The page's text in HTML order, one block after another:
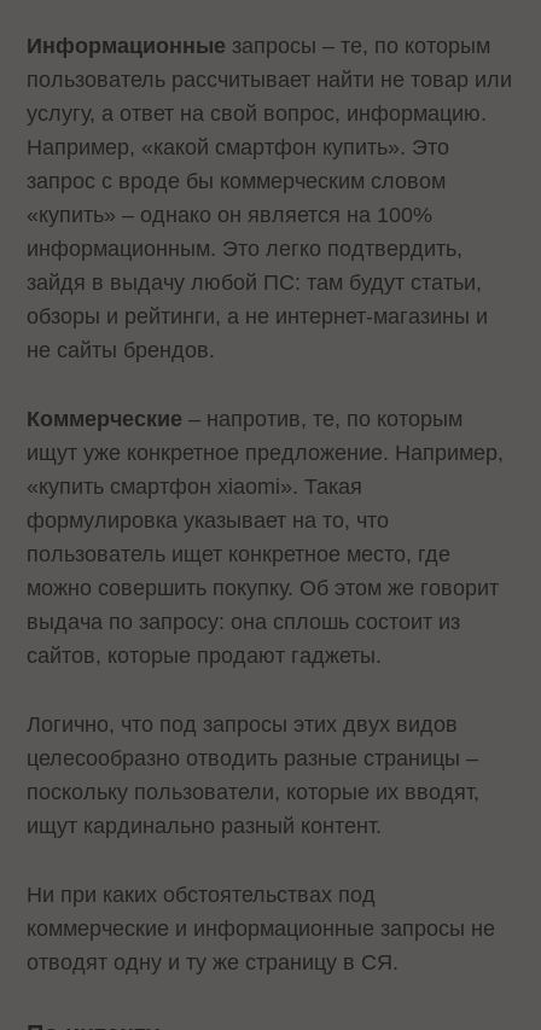
Информационные запросы – те, по которым
пользователь рассчитывает найти не товар или
услугу, а ответ на свой вопрос, информацию.
Например, «какой смартфон купить». Это
запрос с вроде бы коммерческим словом
«купить» – однако он является на 100%
информационным. Это легко подтвердить,
зайдя в выдачу любой ПС: там будут статьи,
обзоры и рейтинги, а не интернет-магазины и
не сайты брендов.
Коммерческие – напротив, те, по которым
ищут уже конкретное предложение. Например,
«купить смартфон xiaomi». Такая
формулировка указывает на то, что
пользователь ищет конкретное место, где
можно совершить покупку. Об этом же говорит
выдача по запросу: она сплошь состоит из
сайтов, которые продают гаджеты.
Логично, что под запросы этих двух видов
целесообразно отводить разные страницы –
поскольку пользователи, которые их вводят,
ищут кардинально разный контент.
Ни при каких обстоятельствах под
коммерческие и информационные запросы не
отводят одну и ту же страницу в СЯ.